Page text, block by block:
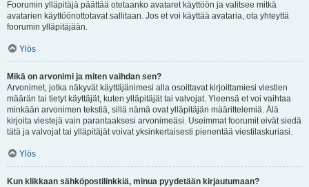
Foorumin ylläpitäjä päättää otetaanko avataret käyttöön ja valitsee mitkä
avatarien käyttöönottotavat sallitaan. Jos et voi käyttää avataria, ota yhteyttä
foorumin ylläpitäjään.
Ylös
Mikä on arvonimi ja miten vaihdan sen?
Arvonimet, jotka näkyvät käyttäjänimesi alla osoittavat kirjoittamiesi viestien
määrän tai tietyt käyttäjät, kuten ylläpitäjät tai valvojat. Yleensä et voi vaihtaa
minkään arvonimen tekstiä, sillä nämä ovat ylläpitäjän määrittelemiä. Älä
kirjoita viestejä vain parantaaksesi arvonimeäsi. Useimmat foorumit eivät siedä
tätä ja valvojat tai ylläpitäjät voivat yksinkertaisesti pienentää viestilaskuriasi.
Ylös
Kun klikkaan sähköpostilinkkiä, minua pyydetään kirjautumaan?